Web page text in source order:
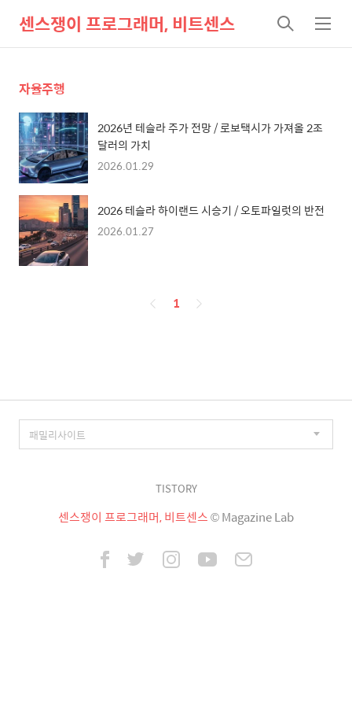
센스쟁이 프로그래머, 비트센스
검
색
메
뉴
자율주행
2026년 테슬라 주가 전망 / 로보택시가 가져올 2조
달러의 가치
2026.01.29
2026 테슬라 하이랜드 시승기 / 오토파일럿의 반전
2026.01.27
페
1
TISTORY
센스쟁이 프로그래머, 비트센스© Magazine Lab